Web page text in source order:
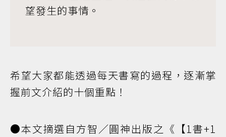
望發生的事情。
希望大家都能透過每天書寫的過程，逐漸掌
握前文介紹的十個重點！
●本文摘選自方智／圓神出版之《【1書+1